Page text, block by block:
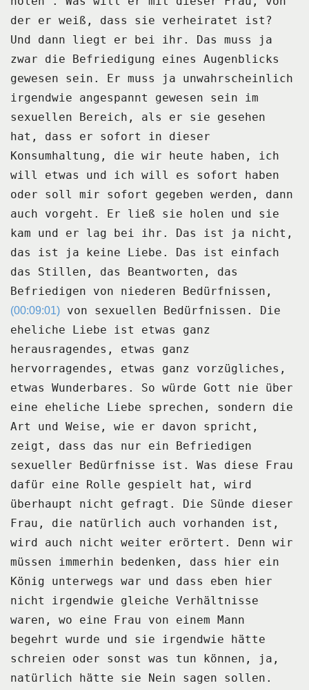
der er weiß, dass sie verheiratet ist?
Und dann liegt er bei ihr.
Das muss ja
zwar die Befriedigung eines Augenblicks
gewesen sein.
Er muss ja unwahrscheinlich
irgendwie angespannt gewesen sein im
sexuellen Bereich, als er
sie gesehen
hat, dass er sofort in dieser
Konsumhaltung, die wir heute haben, ich
will
etwas und ich will es sofort haben
oder soll mir sofort gegeben werden, dann
auch vorgeht.
Er ließ sie holen und sie
kam und er lag bei ihr.
Das ist ja nicht,
das ist ja keine Liebe.
Das ist einfach
das Stillen, das Beantworten, das
Befriedigen von niederen Bedürfnissen,
(00:09:01) von sexuellen Bedürfnissen.
Die
eheliche Liebe ist etwas ganz
herausragendes, etwas ganz
hervorragendes, etwas ganz vorzügliches,
etwas Wunderbares.
So würde Gott nie über
eine eheliche Liebe sprechen, sondern die
Art und Weise, wie er
davon spricht,
zeigt, dass das nur ein Befriedigen
sexueller Bedürfnisse ist.
Was diese Frau
dafür eine Rolle gespielt hat, wird
überhaupt nicht gefragt.
Die Sünde dieser
Frau, die natürlich auch vorhanden ist,
wird auch nicht weiter erörtert.
Denn wir
müssen immerhin bedenken, dass hier ein
König unterwegs war und dass eben hier
nicht
irgendwie gleiche Verhältnisse
waren, wo eine Frau von einem Mann
begehrt wurde und
sie irgendwie hätte
schreien oder sonst was tun können, ja,
natürlich hätte sie Nein
sagen sollen.